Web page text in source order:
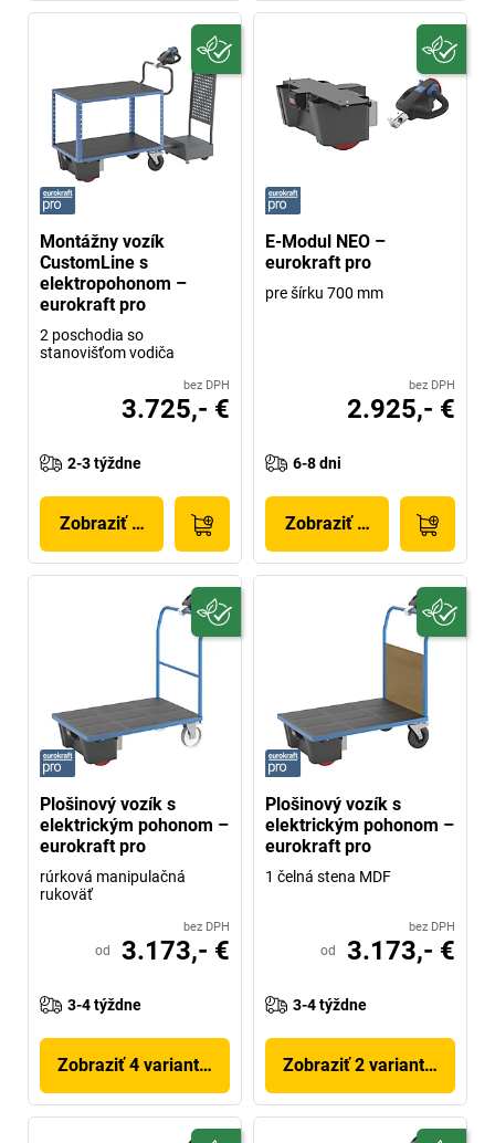
Montážny vozík
CustomLine s
elektropohonom –
eurokraft pro
2 poschodia so
stanovišťom vodiča
bez DPH
3.725,- €
2-3 týždne
Zobraziť produkt
E-Modul NEO –
eurokraft pro
pre šírku 700 mm
bez DPH
2.925,- €
6-8 dni
Zobraziť produkt
Plošinový vozík s
elektrickým pohonom –
eurokraft pro
rúrková manipulačná
rukoväť
bez DPH
od 3.173,- €
3-4 týždne
Zobraziť 4 variantov
Plošinový vozík s
elektrickým pohonom –
eurokraft pro
1 čelná stena MDF
bez DPH
od 3.173,- €
3-4 týždne
Zobraziť 2 variantov